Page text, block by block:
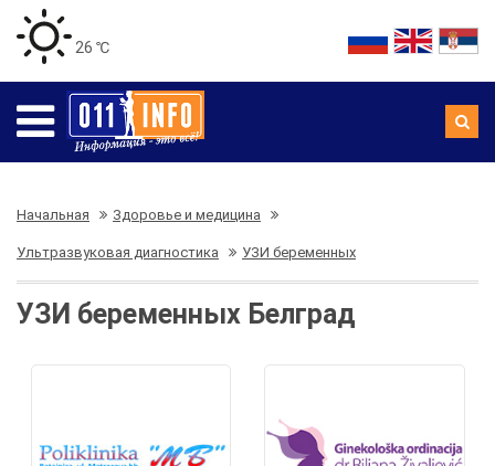
26 ℃
Начальная Здоровье и медицина
Ультразвуковая диагностика УЗИ беременных
УЗИ беременных Белград